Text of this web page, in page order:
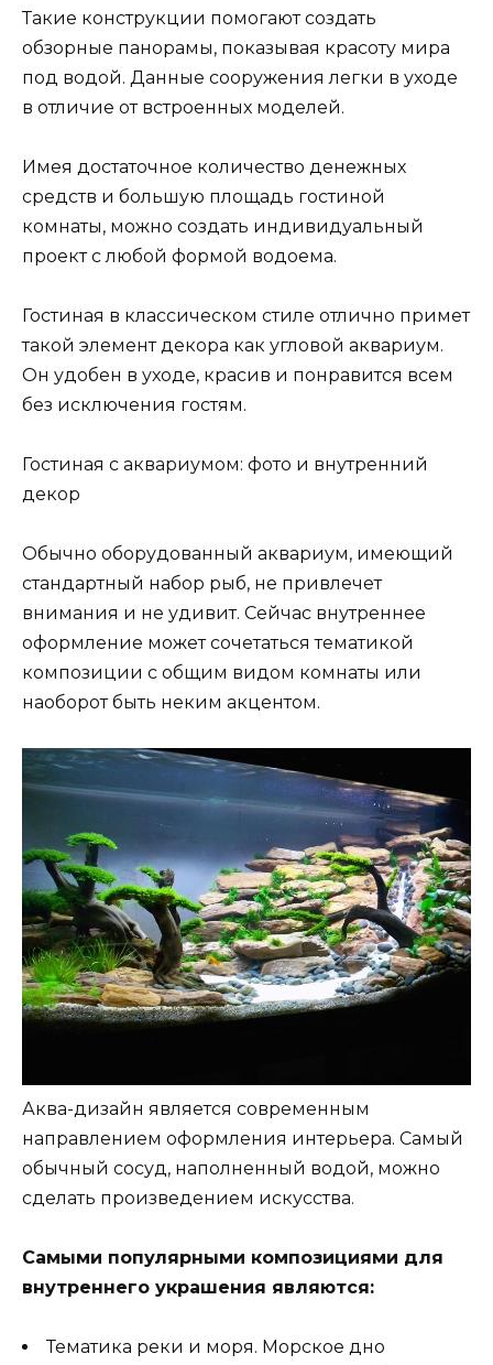
Такие конструкции помогают создать
обзорные панорамы, показывая красоту мира
под водой. Данные сооружения легки в уходе
в отличие от встроенных моделей.
Имея достаточное количество денежных
средств и большую площадь гостиной
комнаты, можно создать индивидуальный
проект с любой формой водоема.
Гостиная в классическом стиле отлично примет
такой элемент декора как угловой аквариум.
Он удобен в уходе, красив и понравится всем
без исключения гостям.
Гостиная с аквариумом: фото и внутренний
декор
Обычно оборудованный аквариум, имеющий
стандартный набор рыб, не привлечет
внимания и не удивит. Сейчас внутреннее
оформление может сочетаться тематикой
композиции с общим видом комнаты или
наоборот быть неким акцентом.
Аква-дизайн является современным
направлением оформления интерьера. Самый
обычный сосуд, наполненный водой, можно
сделать произведением искусства.
Самыми популярными композициями для
внутреннего украшения являются:
Тематика реки и моря. Морское дно